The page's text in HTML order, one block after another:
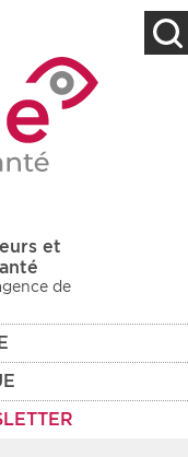
et
de
vous